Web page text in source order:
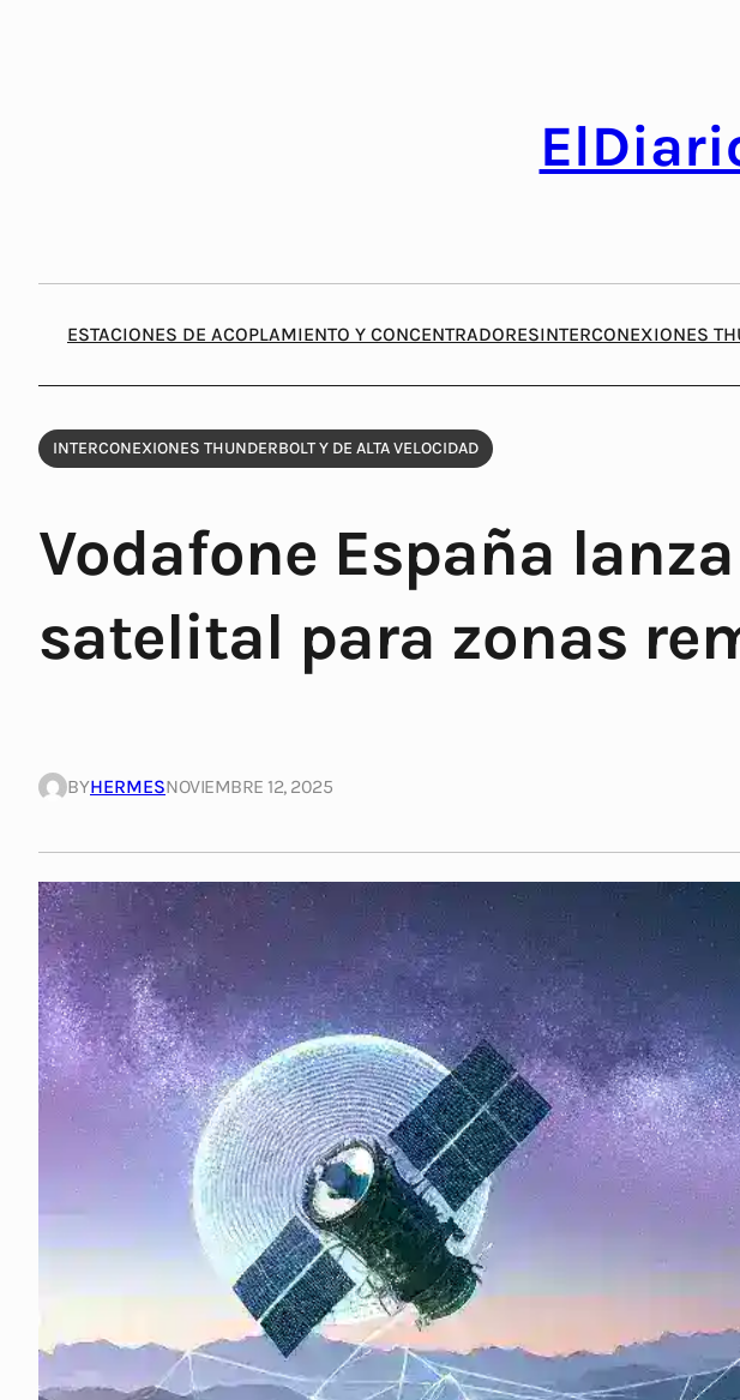
ESTACIONES DE ACOPLAMIENTO Y CONCENTRADORESINTERCONEXIONES
INTERCONEXIONES THUNDERBOLT Y DE ALTA VELOCIDAD
Vodafone España
satelital para zonas
BYHERMESNOVIEMBRE 12, 2025